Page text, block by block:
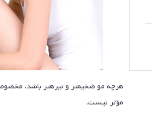
هرچه مو ضخيم­تر و تيره­تر باشد،
مؤثر نیست.